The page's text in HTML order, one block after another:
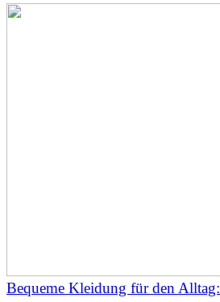
Bequeme Kleidung für den